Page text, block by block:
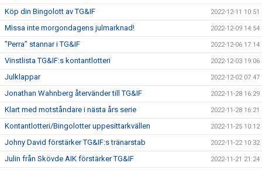
Köp din Bingolott av TG&IF 2022-12-11 10:51
Missa inte morgondagens julmarknad! 2022-12-09 14:54
”Perra” stannar i TG&IF 2022-12-06 17:14
Vinstlista TG&IF:s kontantlotteri 2022-12-03 19:06
Julklappar 2022-12-02 07:47
Jonathan Wahnberg återvänder till TG&IF 2022-11-28 16:29
Klart med motståndare i nästa års serie 2022-11-28 16:21
Kontantlotteri/Bingolotter uppesittarkvällen 2022-11-25 10:12
Johny David förstärker TG&IF:s tränarstab 2022-11-22 10:32
Julin från Skövde AIK förstärker TG&IF 2022-11-21 21:24